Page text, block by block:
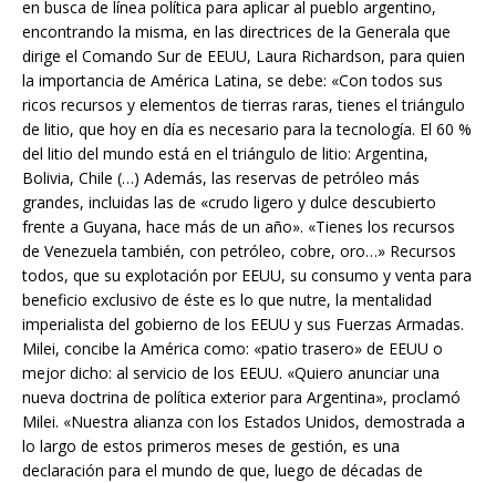
en busca de línea política para aplicar al pueblo argentino,
encontrando la misma, en las directrices de la Generala que
dirige el Comando Sur de EEUU, Laura Richardson, para quien
la importancia de América Latina, se debe: «Con todos sus
ricos recursos y elementos de tierras raras, tienes el triángulo
de litio, que hoy en día es necesario para la tecnología. El 60 %
del litio del mundo está en el triángulo de litio: Argentina,
Bolivia, Chile (…) Además, las reservas de petróleo más
grandes, incluidas las de «crudo ligero y dulce descubierto
frente a Guyana, hace más de un año». «Tienes los recursos
de Venezuela también, con petróleo, cobre, oro…» Recursos
todos, que su explotación por EEUU, su consumo y venta para
beneficio exclusivo de éste es lo que nutre, la mentalidad
imperialista del gobierno de los EEUU y sus Fuerzas Armadas.
Milei, concibe la América como: «patio trasero» de EEUU o
mejor dicho: al servicio de los EEUU. «Quiero anunciar una
nueva doctrina de política exterior para Argentina», proclamó
Milei. «Nuestra alianza con los Estados Unidos, demostrada a
lo largo de estos primeros meses de gestión, es una
declaración para el mundo de que, luego de décadas de